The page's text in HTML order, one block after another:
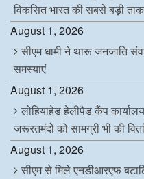
विकसित भारत की सबसे बड़ी
August 1, 2026
सीएम धामी ने थारू जनजाति
समस्याएं
August 1, 2026
लोहियाहेड हेलीपैड कैंप
जरूरतमंदों को सामग्री भी की
August 1, 2026
सीएम से मिले एनडीआरएफ